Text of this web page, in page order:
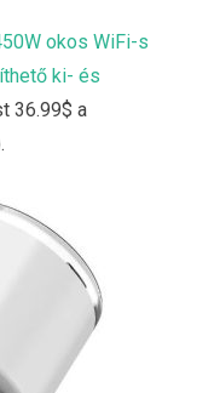
okos WiFi-s
ki- és
36.99$ a